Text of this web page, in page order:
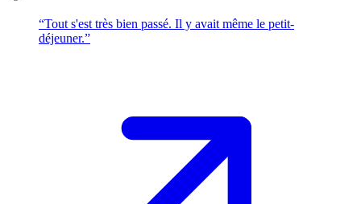
“Tout s'est très bien passé. Il y avait même le petit-
déjeuner.”